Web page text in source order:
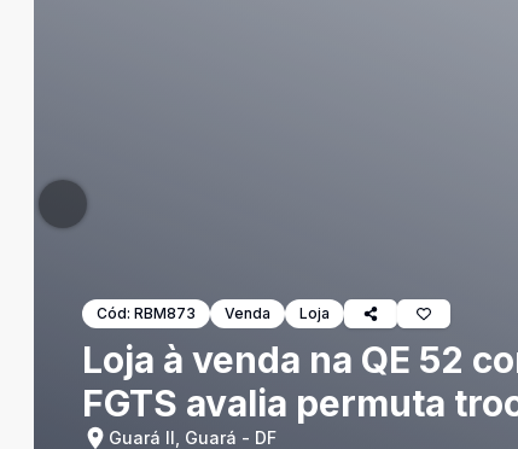
Cód: RBM873 Venda Loja
Loja à venda na QE 52
FGTS avalia permuta
Guará II, Guará - DF